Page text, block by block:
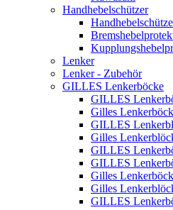
Handhebelschützer
Lenker
Lenker - Zubehör
GILLES Lenkerböcke
GILLES
Gilles
GILLES
Gilles
GILLES
GILLES
Gilles
Gilles
GILLES